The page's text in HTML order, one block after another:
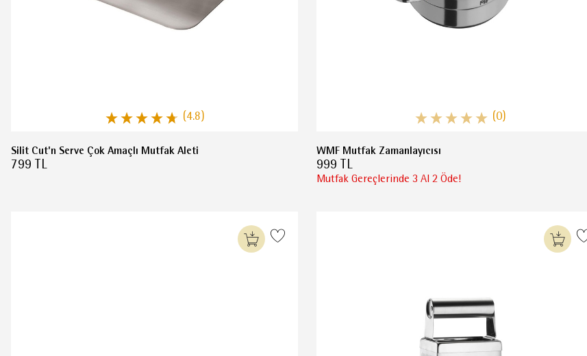
(4.8)
Silit Cut'n Serve Çok Amaçlı Mutfak Aleti
799 TL
(0)
WMF Mutfak Zamanlayıcısı
999 TL
Mutfak Gereçlerinde 3 Al 2 Öde!